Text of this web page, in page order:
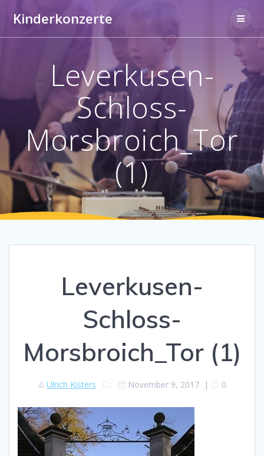
Kinderkonzerte
Leverkusen-
Schloss-
Morsbroich_Tor
(1)
Leverkusen-
Schloss-
Morsbroich_Tor (1)
Ulrich Kisters November 9, 2017| 0